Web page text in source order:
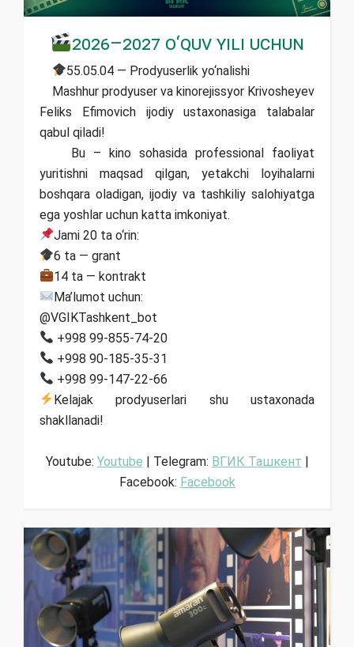
2026–2027 o‘quv yili uchun
55.05.04 — Prodyuserlik yo‘nalishi
Mashhur prodyuser va kinorejissyor Krivosheyev
Feliks Efimovich ijodiy ustaxonasiga talabalar
qabul qiladi!
Bu – kino sohasida professional faoliyat
yuritishni maqsad qilgan, yetakchi loyihalarni
boshqara oladigan, ijodiy va tashkiliy salohiyatga
ega yoshlar uchun katta imkoniyat.
Jami 20 ta o‘rin:
6 ta — grant
14 ta — kontrakt
Ma’lumot uchun:
@VGIKTashkent_bot
+998 99-855-74-20
+998 90-185-35-31
+998 99-147-22-66
Kelajak prodyuserlari shu ustaxonada
shakllanadi!
Youtube: Youtube | Telegram: ВГИК Ташкент |
Facebook: Facebook